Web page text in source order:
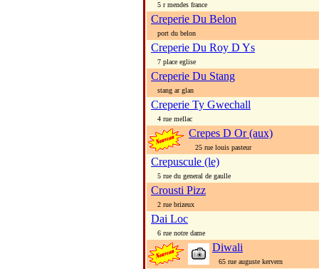
5 r mendes france
Creperie Du Belon
port du belon
Creperie Du Roy D Ys
7 place eglise
Creperie Du Stang
stang ar glan
Creperie Ty Gwechall
4 rue mellac
Crepes D Or (aux)
25 rue louis pasteur
Crepuscule (le)
5 rue du general de gaulle
Crousti Pizz
2 rue brizeux
Dai Loc
6 rue notre dame
Diwali
65 rue auguste kervern